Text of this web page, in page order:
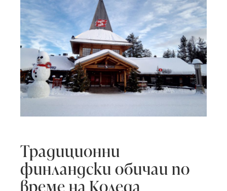
Традиционни
финландски обичаи по
време на Коледа